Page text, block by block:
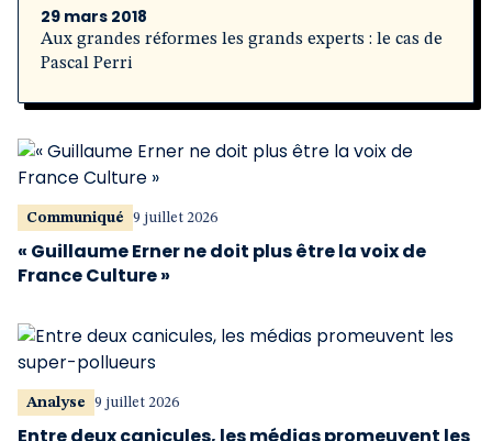
29 mars 2018
Aux grandes réformes les grands experts : le cas de
Pascal Perri
Communiqué 9 juillet 2026
« Guillaume Erner ne doit plus être la voix de
France Culture »
Analyse 9 juillet 2026